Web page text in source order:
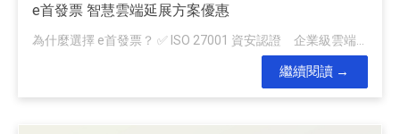
e首發票 智慧雲端延展方案優惠
為什麼選擇 e首發票？ ✅ ISO 27001 資安認證 企業級雲端...
繼續閱讀